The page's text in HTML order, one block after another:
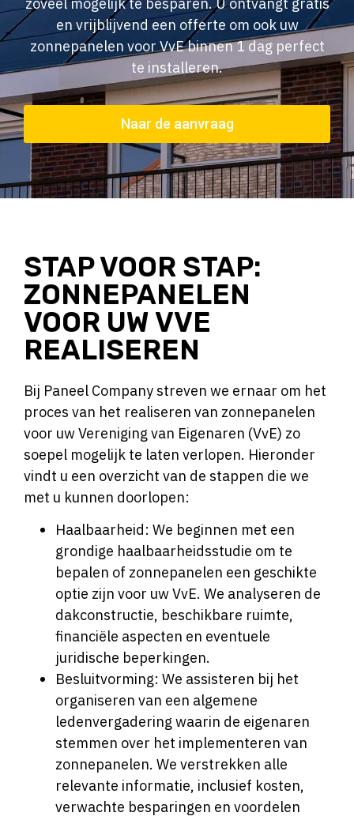
en vrijblijvend een offerte om ook uw
zonnepanelen voor VvE binnen 1 dag perfect
te installeren.
Naar de aanvraag
STAP VOOR STAP:
ZONNEPANELEN
VOOR UW VVE
REALISEREN
Bij Paneel Company streven we ernaar om het
proces van het realiseren van zonnepanelen
voor uw Vereniging van Eigenaren (VvE) zo
soepel mogelijk te laten verlopen. Hieronder
vindt u een overzicht van de stappen die we
met u kunnen doorlopen:
Haalbaarheid: We beginnen met een
grondige haalbaarheidsstudie om te
bepalen of zonnepanelen een geschikte
optie zijn voor uw VvE. We analyseren de
dakconstructie, beschikbare ruimte,
financiële aspecten en eventuele
juridische beperkingen.
Besluitvorming: We assisteren bij het
organiseren van een algemene
ledenvergadering waarin de eigenaren
stemmen over het implementeren van
zonnepanelen. We verstrekken alle
relevante informatie, inclusief kosten,
verwachte besparingen en voordelen